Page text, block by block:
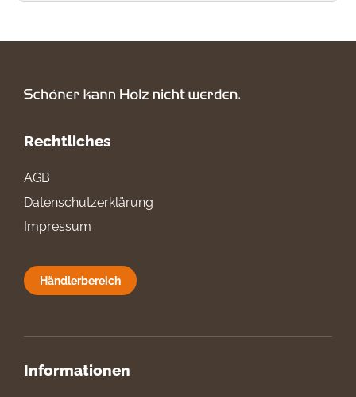
Rechtliches
AGB
Datenschutzerklärung
Impressum
Händlerbereich
Informationen